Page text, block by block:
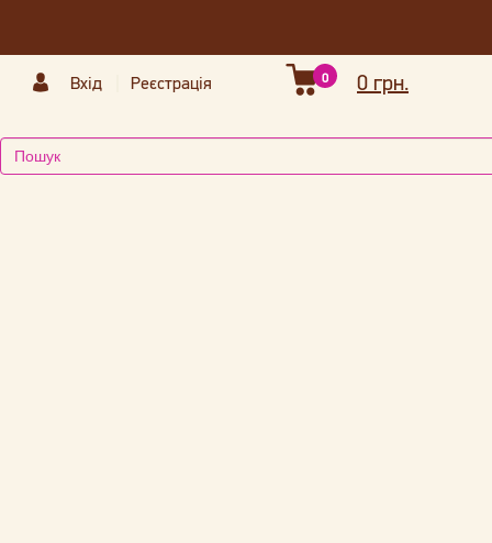
Вхід Реєстрація 0 грн.
0